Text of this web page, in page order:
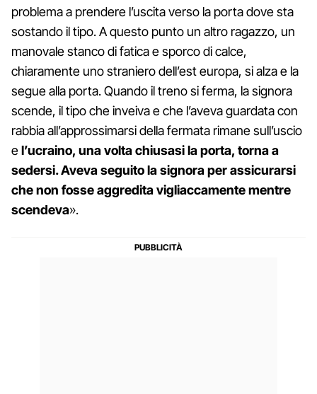
problema a prendere l’uscita verso la porta dove sta
sostando il tipo. A questo punto un altro ragazzo, un
manovale stanco di fatica e sporco di calce,
chiaramente uno straniero dell’est europa, si alza e la
segue alla porta. Quando il treno si ferma, la signora
scende, il tipo che inveiva e che l’aveva guardata con
rabbia all’approssimarsi della fermata rimane sull’uscio
el’ucraino, una volta chiusasi la porta, torna a
sedersi. Aveva seguito la signora per assicurarsi
che non fosse aggredita vigliaccamente mentre
scendeva».